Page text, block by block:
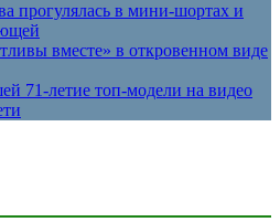
прогулялась в мини-шортах и
вместе» в откровенном виде
71-летие топ-модели на видео